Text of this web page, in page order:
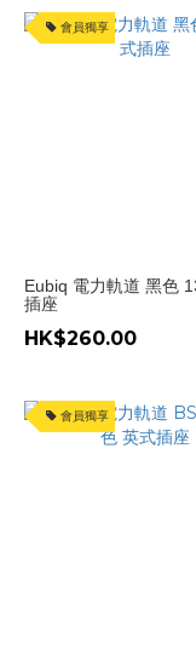
會員獨享
Eubiq 電力軌道 黑色
插座
HK$260.00
會員獨享